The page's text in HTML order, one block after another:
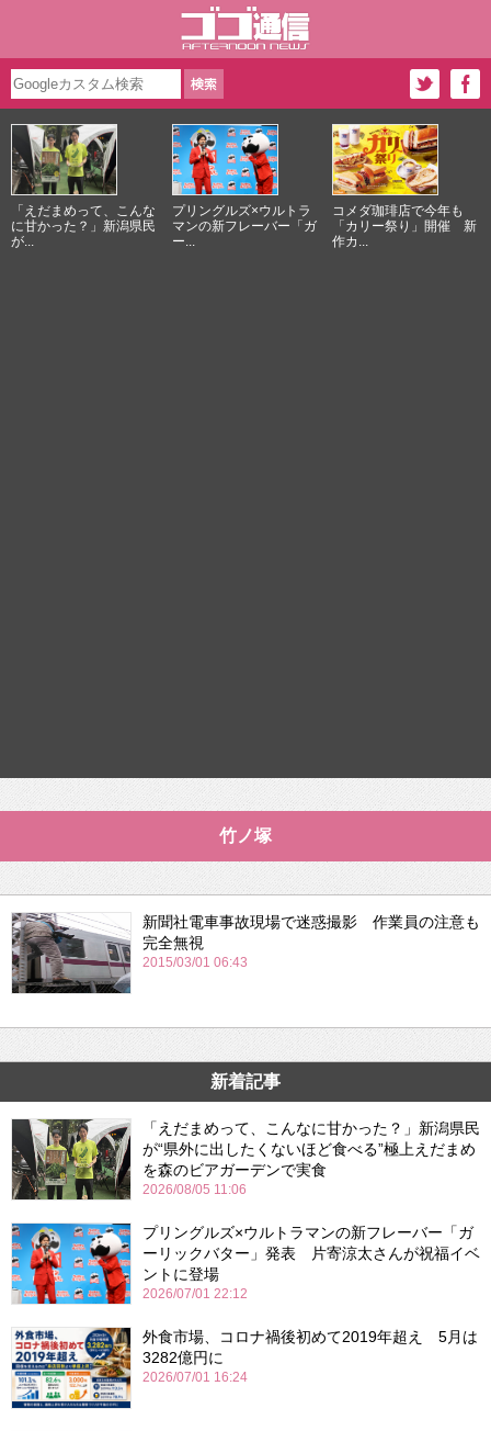
「えだまめって、こんな
に甘かった？」新潟県民
が...
プリングルズ×ウルトラ
マンの新フレーバー「ガ
ー...
コメダ珈琲店で今年も
「カリー祭り」開催 新
作カ...
竹ノ塚
新聞社電車事故現場で迷惑撮影 作業員の注意も
完全無視
2015/03/01 06:43
新着記事
「えだまめって、こんなに甘かった？」新潟県民
が“県外に出したくないほど食べる”極上えだまめ
を森のビアガーデンで実食
2026/08/05 11:06
プリングルズ×ウルトラマンの新フレーバー「ガ
ーリックバター」発表 片寄涼太さんが祝福イベ
ントに登場
2026/07/01 22:12
外食市場、コロナ禍後初めて2019年超え 5月は
3282億円に
2026/07/01 16:24